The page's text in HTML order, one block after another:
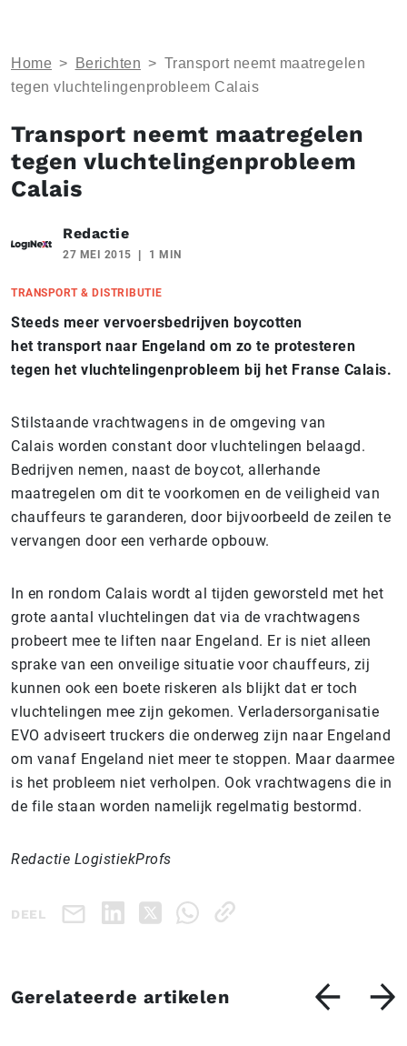
Home > Berichten > Transport neemt maatregelen
tegen vluchtelingenprobleem Calais
Transport neemt maatregelen
tegen vluchtelingenprobleem
Calais
Redactie
27 MEI 2015 1 MIN
TRANSPORT & DISTRIBUTIE
Steeds meer vervoersbedrijven boycotten
het transport naar Engeland om zo te protesteren
tegen het vluchtelingenprobleem bij het Franse Calais.
Stilstaande vrachtwagens in de omgeving van
Calais worden constant door vluchtelingen belaagd.
Bedrijven nemen, naast de boycot, allerhande
maatregelen om dit te voorkomen en de veiligheid van
chauffeurs te garanderen, door bijvoorbeeld de zeilen te
vervangen door een verharde opbouw.
In en rondom Calais wordt al tijden geworsteld met het
grote aantal vluchtelingen dat via de vrachtwagens
probeert mee te liften naar Engeland. Er is niet alleen
sprake van een onveilige situatie voor chauffeurs, zij
kunnen ook een boete riskeren als blijkt dat er toch
vluchtelingen mee zijn gekomen. Verladersorganisatie
EVO adviseert truckers die onderweg zijn naar Engeland
om vanaf Engeland niet meer te stoppen. Maar daarmee
is het probleem niet verholpen. Ook vrachtwagens die in
de file staan worden namelijk regelmatig bestormd.
Redactie LogistiekProfs
DEEL
Gerelateerde artikelen